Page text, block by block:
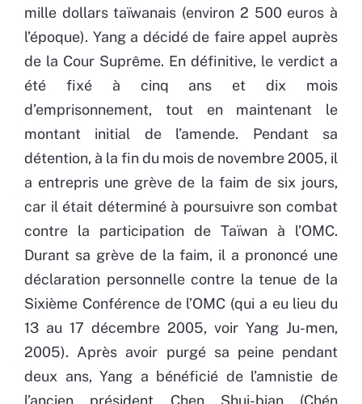
mille dollars taïwanais (environ 2 500 euros à
l’époque). Yang a décidé de faire appel auprès
de la Cour Suprême. En définitive, le verdict a
été fixé à cinq ans et dix mois
d’emprisonnement, tout en maintenant le
montant initial de l’amende. Pendant sa
détention, à la fin du mois de novembre 2005, il
a entrepris une grève de la faim de six jours,
car il était déterminé à poursuivre son combat
contre la participation de Taïwan à l’OMC.
Durant sa grève de la faim, il a prononcé une
déclaration personnelle contre la tenue de la
Sixième Conférence de l’OMC (qui a eu lieu du
13 au 17 décembre 2005, voir Yang Ju-men,
2005). Après avoir purgé sa peine pendant
deux ans, Yang a bénéficié de l’amnistie de
l’ancien président Chen Shui-bian (Chén